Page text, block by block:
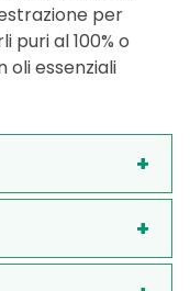
per
puri al 100% o
essenziali